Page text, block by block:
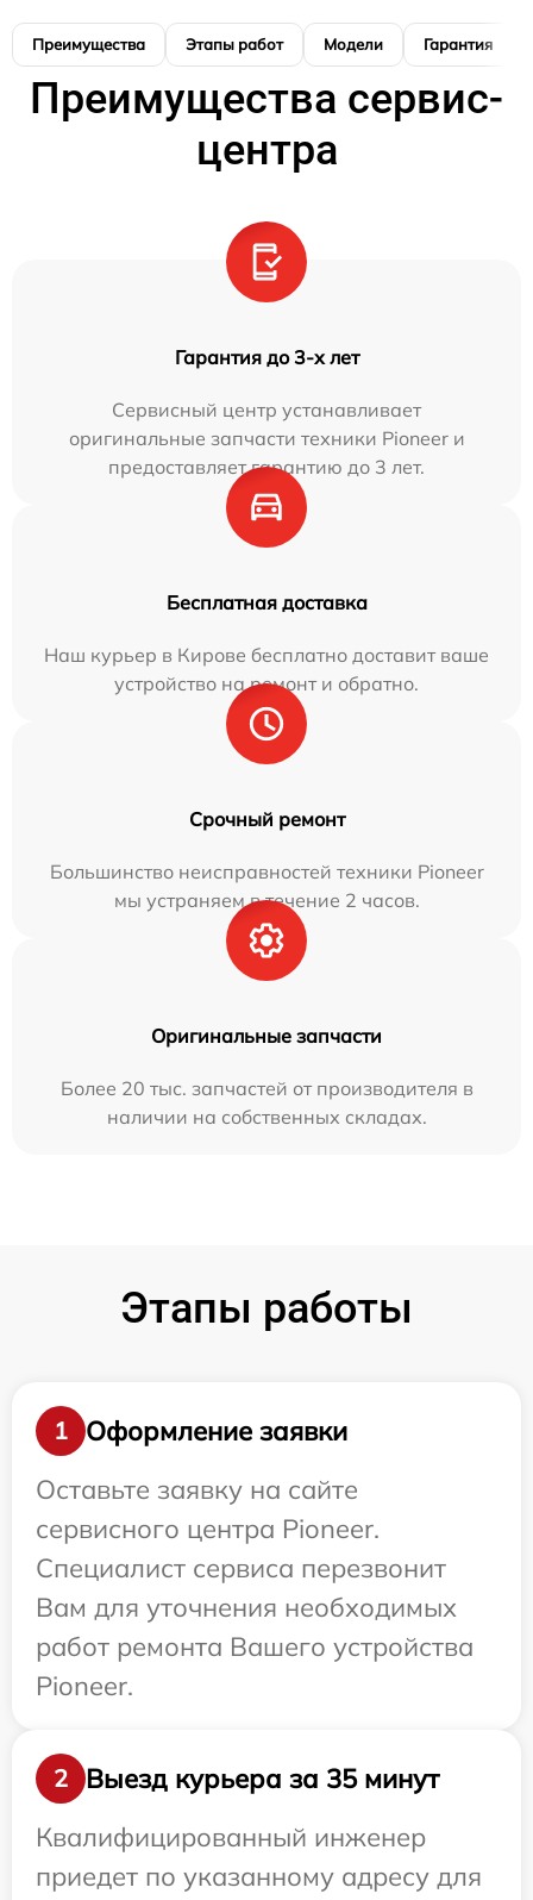
Преимущества Этапы работ Модели Гарантия
Преимущества сервис-
центра
Гарантия до 3-х лет
Сервисный центр устанавливает
оригинальные запчасти техники Pioneer и
предоставляет гарантию до 3 лет.
Бесплатная доставка
Наш курьер в Кирове бесплатно доставит ваше
устройство на ремонт и обратно.
Срочный ремонт
Большинство неисправностей техники Pioneer
мы устраняем в течение 2 часов.
Оригинальные запчасти
Более 20 тыс. запчастей от производителя в
наличии на собственных складах.
Этапы работы
1
Оформление заявки
Оставьте заявку на сайте
сервисного центра Pioneer.
Специалист сервиса перезвонит
Вам для уточнения необходимых
работ ремонта Вашего устройства
Pioneer.
2
Выезд курьера за 35 минут
Квалифицированный инженер
приедет по указанному адресу для